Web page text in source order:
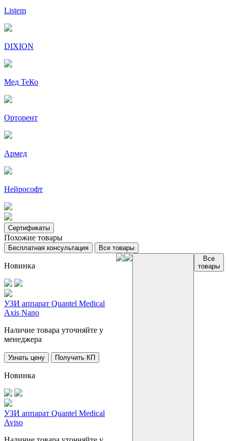
Listem
DIXION
Мед ТеКо
Орторент
Армед
Нейрософт
Сертификаты
Похожие товары
Бесплатная консультация Все товары
Новинка
УЗИ аппарат Quantel Medical
Axis Nano
Наличие товара уточняйте у
менеджера
Узнать цену Получить КП
Новинка
УЗИ аппарат Quantel Medical
Aviso
Все
товары